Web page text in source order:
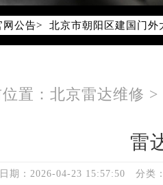
网公告>
北京市东城区东长安街
北京市朝阳区建国门外
北京市朝阳区建国门外
置： 北京雷达维修 >
雷
期：2026-04-23 15:57:50 分类：